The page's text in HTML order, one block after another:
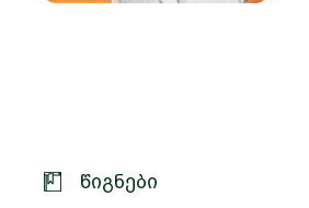
წიგნები